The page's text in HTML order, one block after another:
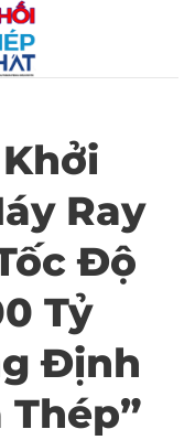
Ray
Độ
Tỷ
Định
Thép”